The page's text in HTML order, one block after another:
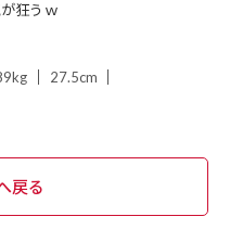
狂うｗ
27.5cm